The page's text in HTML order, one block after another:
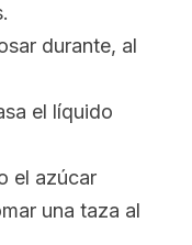
durante, al
el líquido
el azúcar
una taza al